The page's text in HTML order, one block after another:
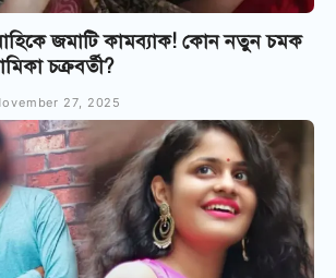
জমাটি কামব্যাক! কোন নতুন চমক
চক্রবর্তী?
27, 2025